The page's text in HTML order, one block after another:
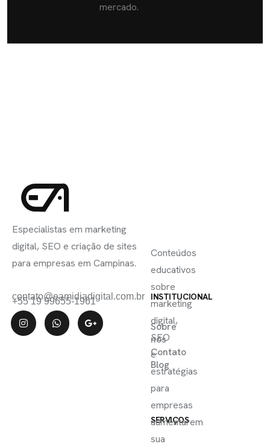
mercado.
Especialistas em marketing
digital, SEO e criação de sites
para empresas em Campinas.
contato@eamidiadigital.com.br
+55 19 99655-1961 INSTITUCIONAL
Sobre
nós
Contato
Blog
SERVIÇOS
Conteúdos
educativos
sobre
marketing
digital,
SEO
e
estratégias
para
empresas
aumentarem
sua